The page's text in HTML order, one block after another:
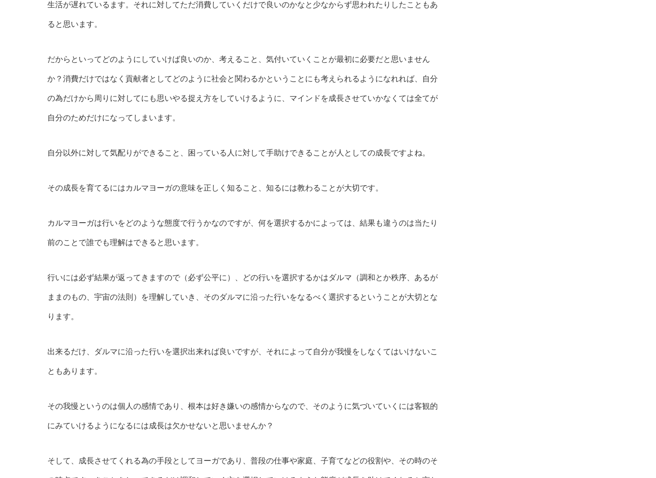
生活が遅れているます。それに対してただ消費していくだけで良いのかなと少なからず思われたりしたこともあ
ると思います。
だからといってどのようにしていけば良いのか、考えること、気付いていくことが最初に必要だと思いません
か？消費だけではなく貢献者としてどのように社会と関わるかということにも考えられるようになれれば、自分
の為だけから周りに対してにも思いやる捉え方をしていけるように、マインドを成長させていかなくては全てが
自分のためだけになってしまいます。
自分以外に対して気配りができること、困っている人に対して手助けできることが人としての成長ですよね。
その成長を育てるにはカルマヨーガの意味を正しく知ること、知るには教わることが大切です。
カルマヨーガは行いをどのような態度で行うかなのですが、何を選択するかによっては、結果も違うのは当たり
前のことで誰でも理解はできると思います。
行いには必ず結果が返ってきますので（必ず公平に）、 どの行いを選択するかはダルマ（調和とか秩序、あるが
ままのもの、宇宙の法則）を理解していき、そのダルマに沿った行いをなるべく選択するということが大切とな
ります。
出来るだけ、ダルマに沿った行いを選択出来れば良いですが、それによって自分が我慢をしなくてはいけないこ
ともあります。
その我慢というのは個人の感情であり、根本は好き嫌いの感情からなので、そのように気づいていくには客観的
にみていけるようになるには成長は欠かせないと思いませんか？
そして、成長させてくれる為の手段としてヨーガであり、普段の仕事や家庭、子育てなどの役割や、その時のそ